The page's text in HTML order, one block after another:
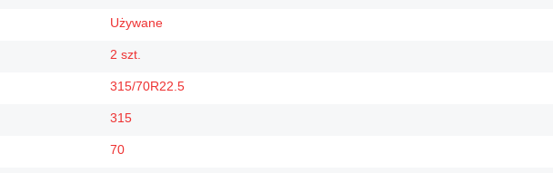
Używane
2 szt.
315/70R22.5
315
70